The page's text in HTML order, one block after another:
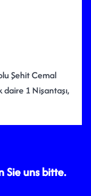
Şehit Cemal
1 Nişantaşı,
Sie uns bitte.